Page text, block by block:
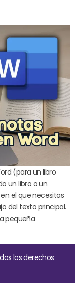
(para un libro
un libro o un
el que necesitas
del texto principal.
pequeña
los derechos